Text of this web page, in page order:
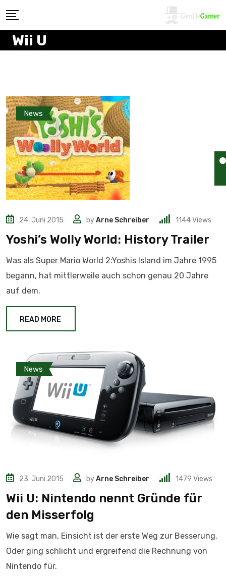
Wii U
News
24. Juni 2015 byArne Schreiber 1144Views
Yoshi’s Wolly World: History Trailer
Was als Super Mario World 2:Yoshis Island im Jahre 1995
begann, hat mittlerweile auch schon genau 20 Jahre
auf dem.
READ MORE
News
23. Juni 2015 byArne Schreiber 1479 Views
Wii U: Nintendo nennt Gründe für
den Misserfolg
Wie sagt man, Einsicht ist der erste Weg zur Besserung.
Oder ging schlicht und ergreifend die Rechnung von
Nintendo für.